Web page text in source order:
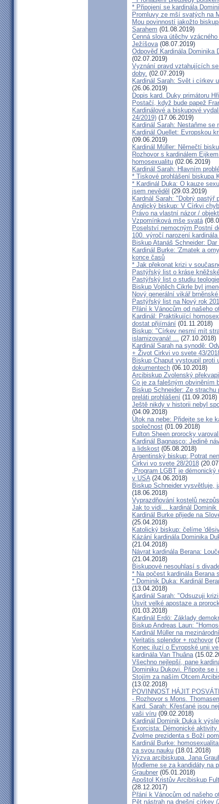
* Připojení se kardinála
Promluvy ze mší svatých na
Mou povinností jakožto
Sarahem (01.08.2019)
Cenná slova útěchy
Ježíšova(08.07.2019)
Odpověď Kardinála Dominika
(02.07.2019)
Vyznání pravd vztahujících
doby. (02.07.2019)
Kardinál Sarah: Svět i církev
(26.06.2019)
Dopis kard. Duky primátoru
Postačí, když bude papež
Kardinálové a biskupové
24/2019) (17.06.2019)
Kardinál Sarah: Nestaňme
Kardinál Ouellet: Evropskou
(09.06.2019)
Kardinál Müller: Němečtí
Rozhovor s kardinálem
homosexualitu (02.06.2019)
Kardinál Sarah: Hlavním
* Tiskové prohlášení biskupa
* Kardinál Duka: O kauze
jsem nevěděl (29.03.2019)
Kardnál Sarah: "Dobrý
Anglický biskup: V Církvi
Právo na vlastní názor /
Vzpomínková mše svatá
Poselství nemocným Postní
100. výročí narození
Biskup Atanáš Schneider:
Kardinál Burke: 'Zmatek a
konce časů
* Jak překonat krizi v
Pastýřský list o kráse
Pastýřský list o studiu teologie
Biskup Vojtěch Cikrle byl
Nový generální vikář
Pastýřský list na Nový rok
Přání k Vánocům od našeho
Kardinál: Praktikující
dostat přijímání (01.11.2018)
Biskup: "Církev nesmí mít
islamizovaná! ... (27.10.2018)
Kardinál Sarah na synodě:
+ Život Cirkvi vo svete 43/
Biskup Chaput vystoupil
dokumentech (06.10.2018)
Arcibiskup Zvolenský
Co je za falešným obviněním
Biskup Schneider: Ze
preláti prohlášení (11.09.2018)
Ještě nikdy v historii nebyl
(04.09.2018)
Útok na nebe: Přidejte se ke
společnost (01.09.2018)
Fulton Sheen prorocky
Kardinál Bagnasco: Jedině
a lidskost (05.08.2018)
Argentinský biskup:,Potrat
Cirkvi vo svete 28/2018
„Program LGBT je
v USA(24.06.2018)
Biskup Schneider vysvětluje,
(18.06.2018)
Vyprazdňování kostelů
Jak to vidí... kardinál Dominik
Kardinál Burke přijede na
(25.04.2018)
Katolický biskup: čelíme
Kázání kardinála Dominika
(21.04.2018)
Návrat kardinála Berana:
(21.04.2018)
Biskupové nesouhlasí s
* Na počest kardinála
* Dominik Duka: Kardinál
(13.04.2018)
Kardinál Sarah: "Odsuzuji
Úsvit velké apostaze a
(01.03.2018)
Kardinál Erdö: Základy
Biskup Andreas Laun:
Kardinál Müller na
Veritatis splendor + rozhovor
Konec iluzí o Evropské unii
kardinála Van Thuâna
Všechno nejlepší, pane
Dominiku Dukovi. Připojte se
Stojím za naším Otcem
(13.02.2018)
POVINNOST HÁJIT
- Rozhovor s Mons.
Kard. Sarah: Křesťané jsou
vaši víru (09.02.2018)
Kardinál Dominik Duka k
Exorcista: Démonické
Zvolme prezidenta s Boží
Kardinál Burke:
za svou nauku (18.01.2018)
Výzva arcibiskupa. Jana
Modleme se za kandidáty na
Graubner (05.01.2018)
Apoštol Kristův Arcibiskup
(28.12.2017)
Přání k Vánocům od našeho
Pět nástrah na dnešní církev